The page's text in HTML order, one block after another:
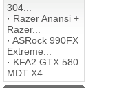
304...
· Razer Anansi +
Razer...
· ASRock 990FX
Extreme...
· KFA2 GTX 580
MDT X4 ...